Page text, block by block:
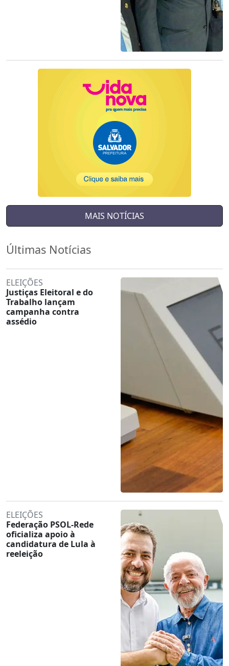
MAIS NOTÍCIAS
Últimas Notícias
ELEIÇÕES
Justiças Eleitoral e do
Trabalho lançam
campanha contra
assédio
ELEIÇÕES
Federação PSOL-Rede
oficializa apoio à
candidatura de Lula à
reeleição